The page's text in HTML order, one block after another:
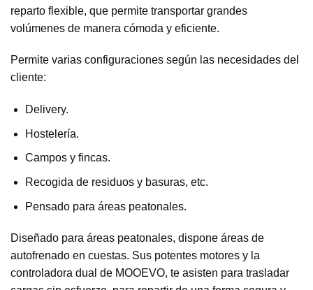
reparto flexible, que permite transportar grandes
volúmenes de manera cómoda y eficiente.
Permite varias configuraciones según las necesidades del
cliente:
Delivery.
Hostelería.
Campos y fincas.
Recogida de residuos y basuras, etc.
Pensado para áreas peatonales.
Diseñado para áreas peatonales, dispone áreas de
autofrenado en cuestas. Sus potentes motores y la
controladora dual de MOOEVO, te asisten para trasladar